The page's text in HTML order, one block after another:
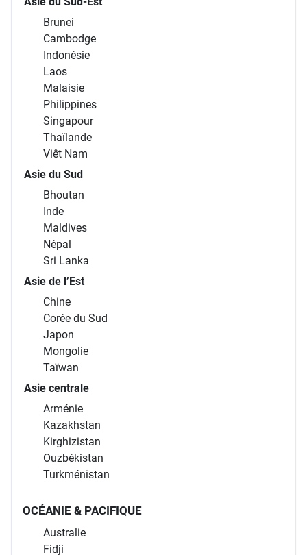
Brunei
Cambodge
Indonésie
Laos
Malaisie
Philippines
Singapour
Thaïlande
Viêt Nam
Asie du Sud
Bhoutan
Inde
Maldives
Népal
Sri Lanka
Asie de l’Est
Chine
Corée du Sud
Japon
Mongolie
Taïwan
Asie centrale
Arménie
Kazakhstan
Kirghizistan
Ouzbékistan
Turkménistan
OCÉANIE & PACIFIQUE
Australie
Fidji